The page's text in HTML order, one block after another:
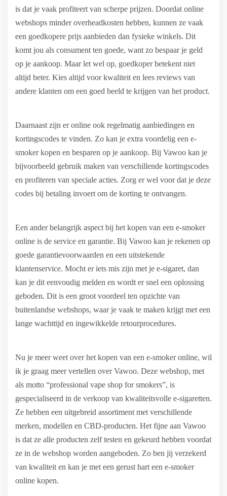
is dat je vaak profiteert van scherpe prijzen. Doordat online
webshops minder overheadkosten hebben, kunnen ze vaak
een goedkopere prijs aanbieden dan fysieke winkels. Dit
komt jou als consument ten goede, want zo bespaar je geld
op je aankoop. Maar let wel op, goedkoper betekent niet
altijd beter. Kies altijd voor kwaliteit en lees reviews van
andere klanten om een goed beeld te krijgen van het product.
Daarnaast zijn er online ook regelmatig aanbiedingen en
kortingscodes te vinden. Zo kan je extra voordelig een e-
smoker kopen en besparen op je aankoop. Bij Vawoo kan je
bijvoorbeeld gebruik maken van verschillende kortingscodes
en profiteren van speciale acties. Zorg er wel voor dat je deze
codes bij betaling invoert om de korting te ontvangen.
Een ander belangrijk aspect bij het kopen van een e-smoker
online is de service en garantie. Bij Vawoo kan je rekenen op
goede garantievoorwaarden en een uitstekende
klantenservice. Mocht er iets mis zijn met je e-sigaret, dan
kan je dit eenvoudig melden en wordt er snel een oplossing
geboden. Dit is een groot voordeel ten opzichte van
buitenlandse webshops, waar je vaak te maken krijgt met een
lange wachttijd en ingewikkelde retourprocedures.
Nu je meer weet over het kopen van een e-smoker online, wil
ik je graag meer vertellen over Vawoo. Deze webshop, met
als motto “professional vape shop for smokers”, is
gespecialiseerd in de verkoop van kwaliteitsvolle e-sigaretten.
Ze hebben een uitgebreid assortiment met verschillende
merken, modellen en CBD-producten. Het fijne aan Vawoo
is dat ze alle producten zelf testen en gekeurd hebben voordat
ze in de webshop worden aangeboden. Zo ben jij verzekerd
van kwaliteit en kan je met een gerust hart een e-smoker
online kopen.